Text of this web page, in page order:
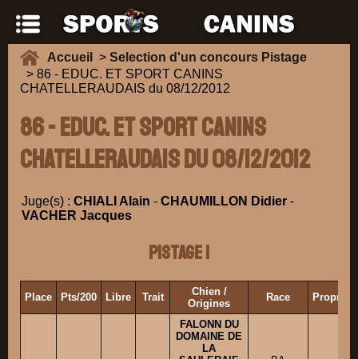
Accueil > Selection d'un concours Pistage
> 86 - EDUC. ET SPORT CANINS
CHATELLERAUDAIS du 08/12/2012
86 - EDUC. ET SPORT CANINS
CHATELLERAUDAIS du 08/12/2012
Juge(s) : CHIALI Alain - CHAUMILLON Didier -
VACHER Jacques
Pistage 1
Place Pts/200 Libre Trait
Chien /
Origines
Race
FALONN DU
DOMAINE DE
LA